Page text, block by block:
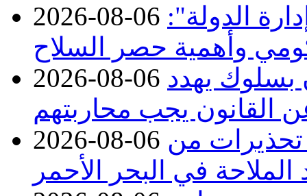
2026-08-06 الدولة":
وأهمية حصر السلاح
2026-08-06 بسلوك يهدد
القانون يجب محاربتهم
2026-08-06 من
الملاحة في البحر الأحمر